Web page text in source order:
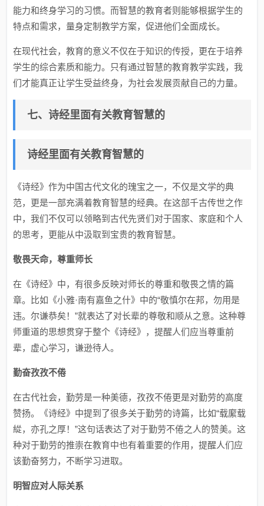
能力和终身学习的习惯。而智慧的教育者则能够根据学生的
特点和需求，量身定制教学方案，促进他们全面成长。
在现代社会，教育的意义不仅在于知识的传授，更在于培养
学生的综合素质和能力。只有通过智慧的教育教学实践，我
们才能真正让学生受益终身，为社会发展贡献自己的力量。
七、诗经里面有关教育智慧的
诗经里面有关教育智慧的
《诗经》作为中国古代文化的瑰宝之一，不仅是文学的典
范，更是一部充满着教育智慧的经典。在这部千古传世之作
中，我们不仅可以领略到古代先贤们对于国家、家庭和个人
的思考，更能从中汲取到宝贵的教育智慧。
敬畏天命，尊重师长
在《诗经》中，有很多反映对师长的尊重和敬畏之情的篇
章。比如《小雅·南有嘉鱼之什》中的“敬慎尔在邦，勿用是
违。尔谦恭矣！”就表达了对长辈的尊敬和顺从之意。这种尊
师重道的思想贯穿于整个《诗经》，提醒人们应当尊重前
辈，虚心学习，谦逊待人。
勤奋孜孜不倦
在古代社会，勤劳是一种美德，孜孜不倦更是对勤劳的高度
赞扬。《诗经》中提到了很多关于勤劳的诗篇，比如“载緳载
緃，亦孔之厚！”这句话表达了对于勤劳不倦之人的赞美。这
种对于勤劳的推崇在教育中也有着重要的作用，提醒人们应
该勤奋努力，不断学习进取。
明智应对人际关系